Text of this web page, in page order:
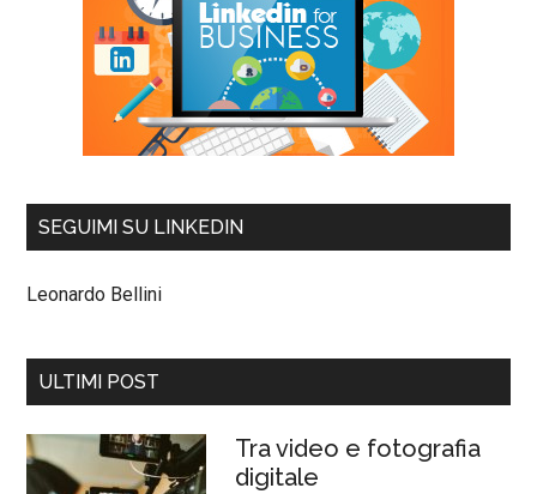
SEGUIMI SU LINKEDIN
Leonardo Bellini
ULTIMI POST
Tra video e fotografia
digitale